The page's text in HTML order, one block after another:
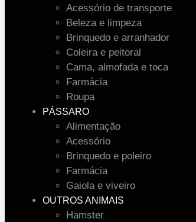
Acessório de transporte
Beleza e limpeza
Brinquedo e arranhador
Coleira e peitoral
Cama, almofada e toca
Farmácia
Roupa
PÁSSARO
Alimentação
Acessório
Brinquedo e poleiro
Farmácia
Gaiola e viveiro
OUTROS ANIMAIS
Hamster